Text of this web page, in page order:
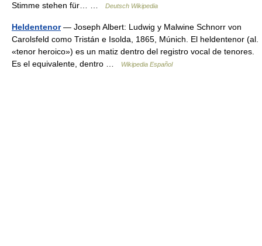
Stimme stehen für… …
Deutsch Wikipedia
Heldentenor— Joseph Albert: Ludwig y Malwine Schnorr von
Carolsfeld como Tristán e Isolda, 1865, Múnich. El heldentenor (al.
«tenor heroico») es un matiz dentro del registro vocal de tenores.
Es el equivalente, dentro …
Wikipedia Español